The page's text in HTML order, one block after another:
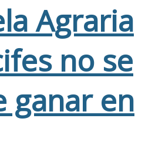
Agraria
no se
ganar en